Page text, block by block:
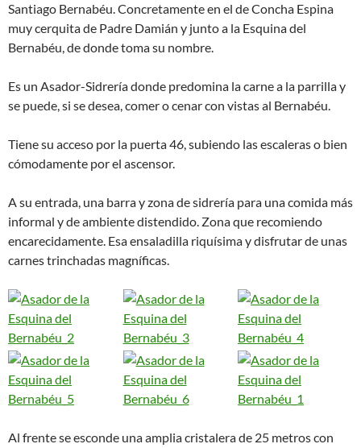
Santiago Bernabéu. Concretamente en el de Concha Espina
muy cerquita de Padre Damián y junto a la Esquina del
Bernabéu, de donde toma su nombre.
Es un Asador-Sidrería donde predomina la carne a la parrilla y
se puede, si se desea, comer o cenar con vistas al Bernabéu.
Tiene su acceso por la puerta 46, subiendo las escaleras o bien
cómodamente por el ascensor.
A su entrada, una barra y zona de sidrería para una comida más
informal y de ambiente distendido. Zona que recomiendo
encarecidamente. Esa ensaladilla riquísima y disfrutar de unas
carnes trinchadas magníficas.
Al frente se esconde una amplia cristalera de 25 metros con